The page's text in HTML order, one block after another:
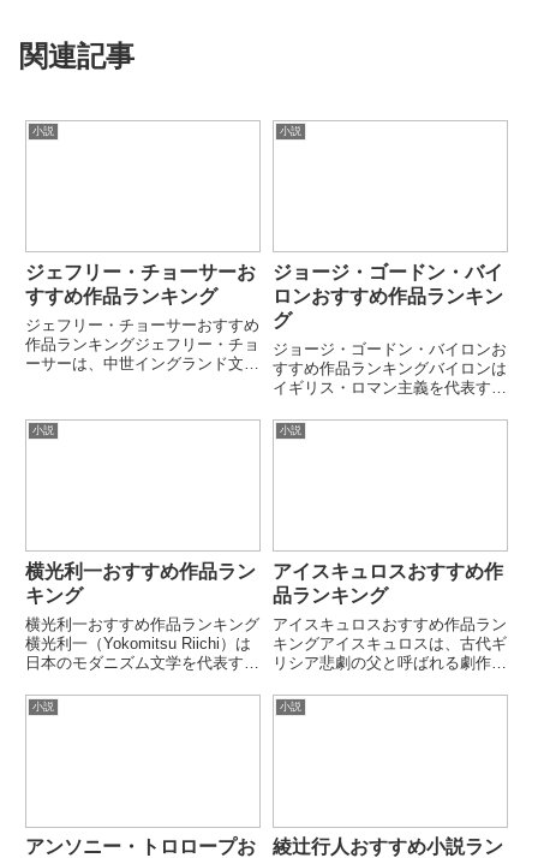
関連記事
小説
ジェフリー・チョーサーお
すすめ作品ランキング
ジェフリー・チョーサーおすすめ
作品ランキングジェフリー・チョ
ーサーは、中世イングランド文学
『カンタベリー物語』により、中
英語文学を確立した重要人物で
小説
ジョージ・ゴードン・バイ
ロンおすすめ作品ランキン
グ
ジョージ・ゴードン・バイロンお
すすめ作品ランキングバイロンは
イギリス・ロマン主義を代表する
ー」と呼ばれる孤高の人物像を文
小説
横光利一おすすめ作品ラン
キング
横光利一おすすめ作品ランキング
横光利一（Yokomitsu Riichi）は
日本のモダニズム文学を代表する
衛的な構成で、昭和初期文学に大
きな影響を与えました。「新感覚
小説
アイスキュロスおすすめ作
品ランキング
アイスキュロスおすすめ作品ラン
キングアイスキュロスは、古代ギ
リシア悲劇の父と呼ばれる劇作家
義を壮大なスケールで描き、悲劇
文学の基礎を築きました。本ラン
小説
アンソニー・トロロープお
小説
綾辻行人おすすめ小説ラン